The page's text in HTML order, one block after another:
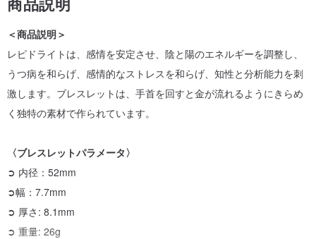
＜商品説明＞
レピドライトは、感情を安定させ、陰と陽のエネルギーを調整し、
うつ病を和らげ、感情的なストレスを和らげ、知性と分析能力を刺
激します。ブレスレットは、手首を回すと金が流れるようにきらめ
く独特の素材で作られています。
〈ブレスレットパラメータ〉
➲ 内径：52mm
➲幅：7.7mm
➲ 厚さ: 8.1mm
➲ 重量: 26g